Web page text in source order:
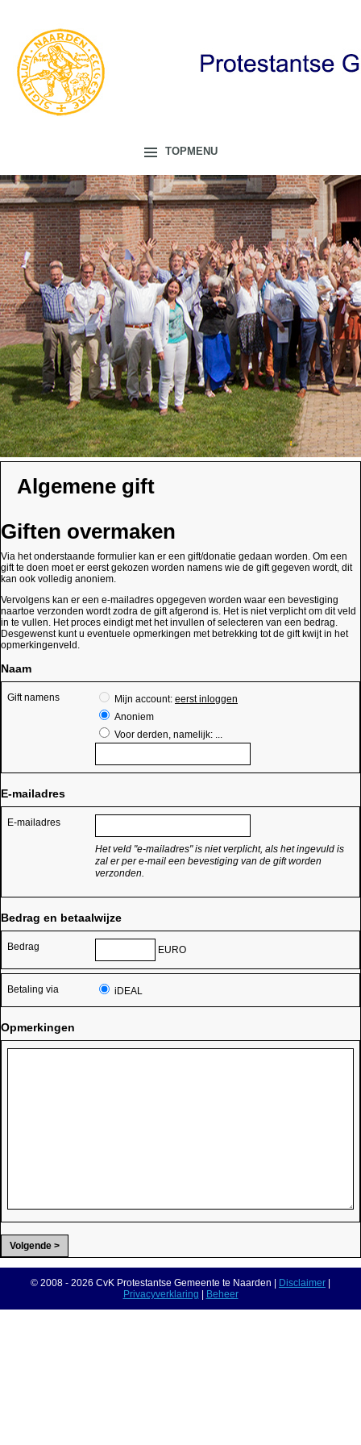
TOPMENU
Algemene gift
Giften overmaken
Via het onderstaande formulier kan er een gift/donatie gedaan worden. Om een
gift te doen moet er eerst gekozen worden namens wie de gift gegeven wordt, dit
kan ook volledig anoniem.
Vervolgens kan er een e-mailadres opgegeven worden waar een bevestiging
naartoe verzonden wordt zodra de gift afgerond is. Het is niet verplicht om dit veld
in te vullen. Het proces eindigt met het invullen of selecteren van een bedrag.
Desgewenst kunt u eventuele opmerkingen met betrekking tot de gift kwijt in het
opmerkingenveld.
Naam
Gift namens Mijn account: eerst inloggen
Anoniem
Voor derden, namelijk: ...
E-mailadres
E-mailadres
Het veld "e-mailadres" is niet verplicht, als het ingevuld is
zal er per e-mail een bevestiging van de gift worden
verzonden.
Bedrag en betaalwijze
Bedrag EURO
Betaling via iDEAL
Opmerkingen
© 2008 - 2026 CvK Protestantse Gemeente te Naarden | Disclaimer |
Privacyverklaring | Beheer